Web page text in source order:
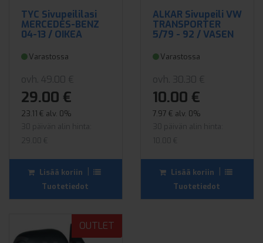
TYC Sivupeililasi
MERCEDES-BENZ
04-13 / OIKEA
Varastossa
ovh. 49.00 €
29.00 €
23.11 € alv. 0%
30 päivän alin hinta:
29.00 €
Lisää koriin
Tuotetiedot
ALKAR Sivupeili VW
TRANSPORTER
5/79 - 92 / VASEN
Varastossa
ovh. 30.30 €
10.00 €
7.97 € alv. 0%
30 päivän alin hinta:
10.00 €
Lisää koriin
Tuotetiedot
OUTLET